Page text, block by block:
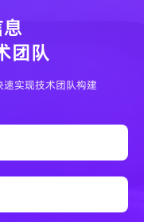
团队
实现技术团队构建